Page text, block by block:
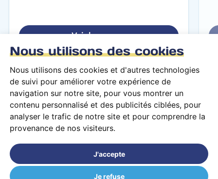
Nous utilisons des cookies
Nous utilisons des cookies et d'autres technologies
de suivi pour améliorer votre expérience de
navigation sur notre site, pour vous montrer un
contenu personnalisé et des publicités ciblées, pour
analyser le trafic de notre site et pour comprendre la
provenance de nos visiteurs.
J'accepte
Je refuse
Voir le campus
Conditions générales d’utilisation
© 2026 PARCOURS Privé tous droits réservés